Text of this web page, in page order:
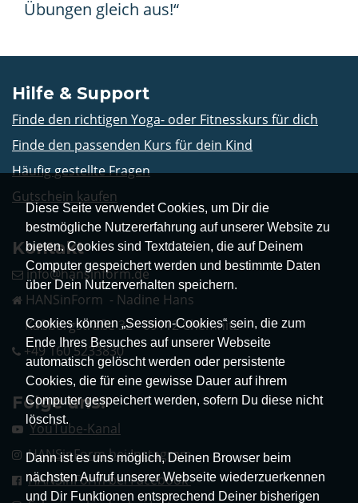
Diese Seite verwendet Cookies, um Dir die
bestmögliche Nutzererfahrung auf unserer Website zu
bieten. Cookies sind Textdateien, die auf Deinem
Computer gespeichert werden und bestimmte Daten
über Dein Nutzerverhalten speichern.
Cookies können „Session-Cookies“ sein, die zum
Ende Ihres Besuches auf unserer Webseite
automatisch gelöscht werden oder persistente
Cookies, die für eine gewisse Dauer auf ihrem
Computer gespeichert werden, sofern Du diese nicht
löschst.
Dann ist es uns möglich, Deinen Browser beim
nächsten Aufruf unserer Webseite wiederzuerkennen
und Dir Funktionen entsprechend Deiner bisherigen
Übungen gleich aus!“
Hilfe & Support
Finde den richtigen Yoga- oder Fitnesskurs für dich
Finde den passenden Kurs für dein Kind
Häufig gestellte Fragen
Gutschein kaufen
Kontakt
info@hansinform.de
HANSinForm - Nadine Hans
Kaßbergstraße 32 - 09112 Chemnitz
+49 160 5233830
Folge uns!
YouTube-Kanal
HANSinForm bei Instagram
HANSinForm bei Facebook